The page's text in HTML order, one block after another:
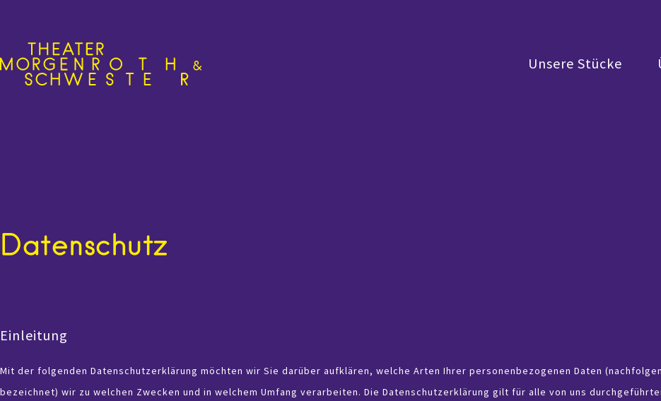
Unsere Stücke
Datenschutz
Einleitung
Mit der folgenden Datenschutzerklärung möchten wir Sie darüber aufklären, welche Arten Ihrer personenbezogenen Daten
bezeichnet) wir zu welchen Zwecken und in welchem Umfang verarbeiten. Die Datenschutzerklärung gilt für alle von uns